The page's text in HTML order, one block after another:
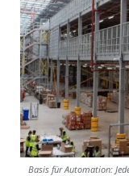
Basis für Automation: